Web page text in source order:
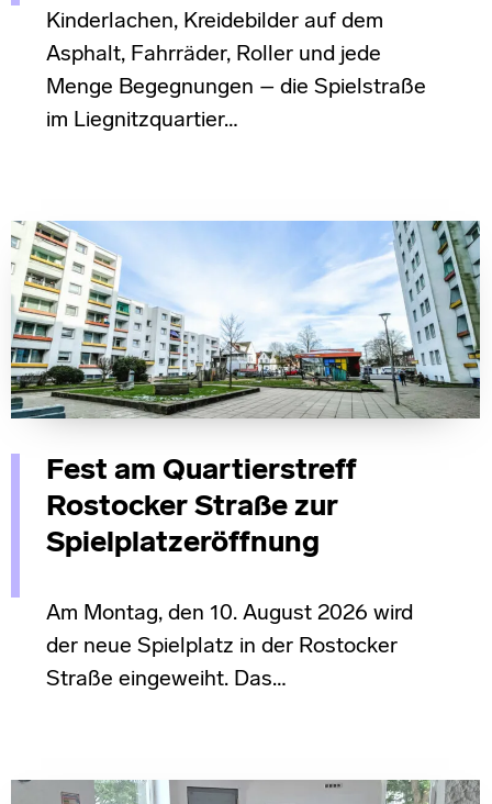
Kinderlachen, Kreidebilder auf dem
Asphalt, Fahrräder, Roller und jede
Menge Begegnungen – die Spielstraße
im Liegnitzquartier…
Fest am Quartierstreff
Rostocker Straße zur
Spielplatzeröffnung
Am Montag, den 10. August 2026 wird
der neue Spielplatz in der Rostocker
Straße eingeweiht. Das…